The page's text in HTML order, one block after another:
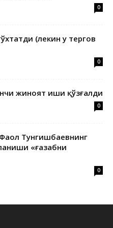
0
(лекин у тергов
0
жиноят иши қўзғалди
0
Тунгишбаевнинг
«ғазабни
0